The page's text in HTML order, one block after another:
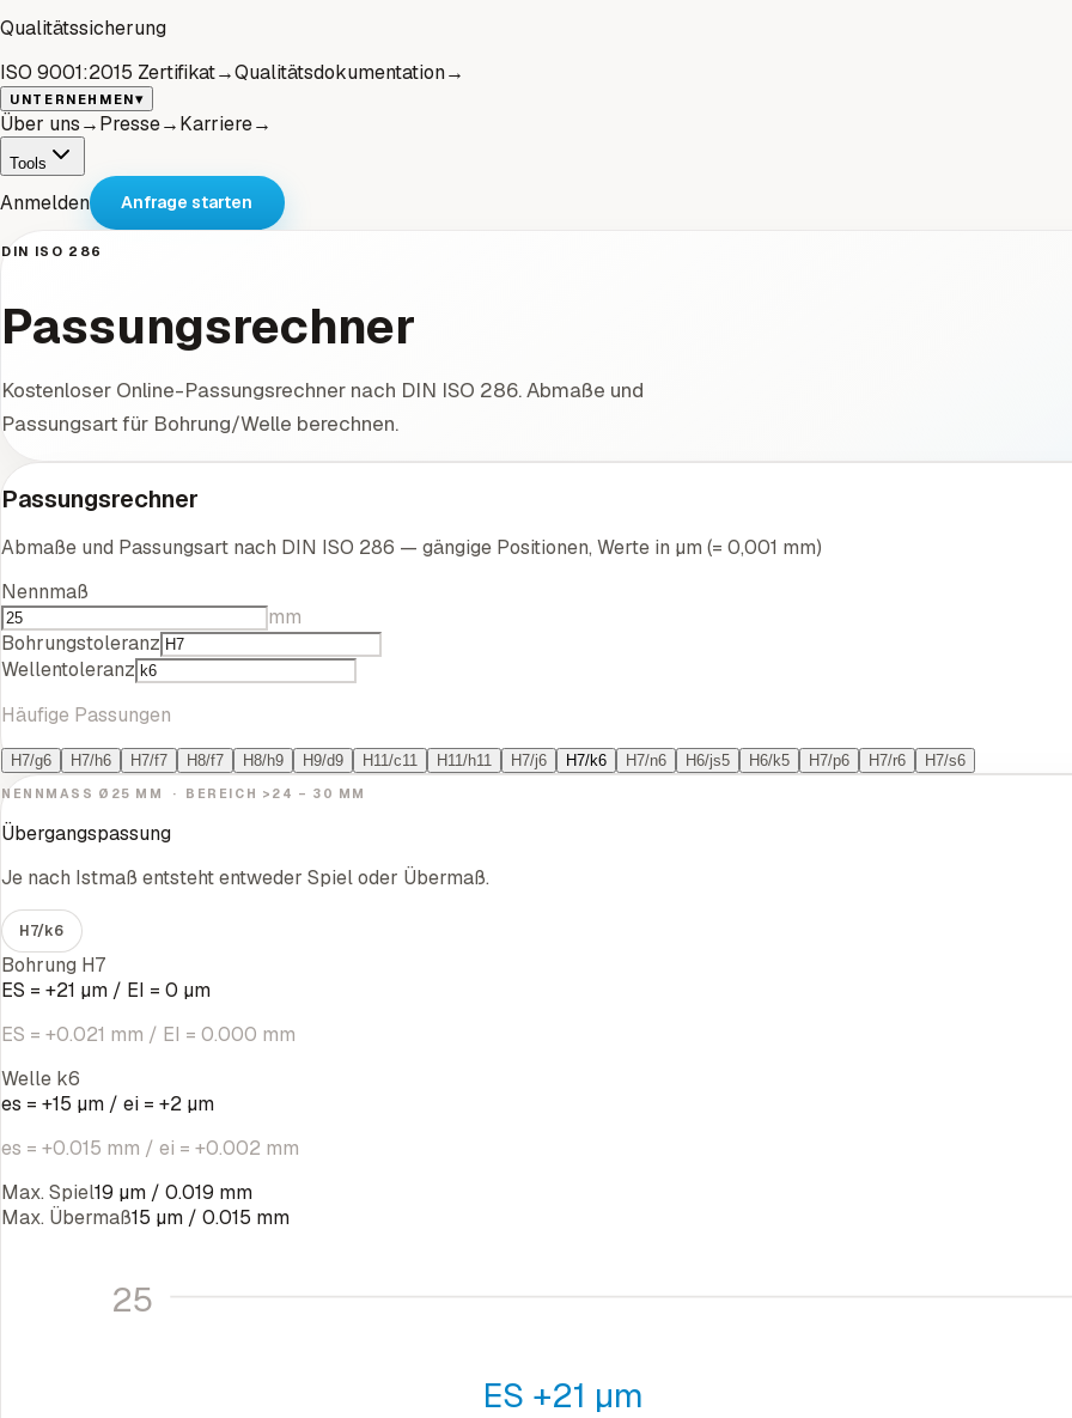
Qualitätssicherung
ISO 9001:2015 Zertifikat→Qualitätsdokumentation→
UNTERNEHMEN▾
Über uns→Presse→Karriere→
Tools
Anmelden Anfrage starten
DIN ISO 286
Passungsrechner
Kostenloser Online-Passungsrechner nach DIN ISO 286. Abmaße und
Passungsart für Bohrung/Welle berechnen.
Passungsrechner
Abmaße und Passungsart nach DIN ISO 286 — gängige Positionen, Werte in µm (= 0,001 mm)
Nennmaß
mm
Bohrungstoleranz
Wellentoleranz
Häufige Passungen
H7/g6 H7/h6 H7/f7 H8/f7 H8/h9 H9/d9 H11/c11 H11/h11 H7/j6 H7/k6 H7/n6 H6/js5 H6/k5 H7/p6 H7/r6 H7/s6
NENNMASS Ø 25 MM · BEREICH >24 – 30 MM
Übergangspassung
Je nach Istmaß entsteht entweder Spiel oder Übermaß.
H7/k6
Bohrung H7
ES = +21 µm / EI = 0 µm
ES = +0.021 mm / EI = 0.000 mm
Welle k6
es = +15 µm / ei = +2 µm
es = +0.015 mm / ei = +0.002 mm
Max. Spiel19 µm / 0.019 mm
Max. Übermaß15 µm / 0.015 mm
25
ES +21 µm